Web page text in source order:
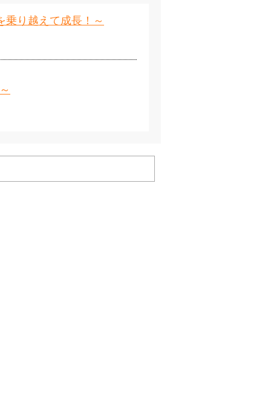
り越えて成長！～